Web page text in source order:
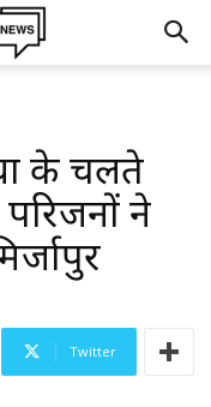
के चलते
ने
Twitter